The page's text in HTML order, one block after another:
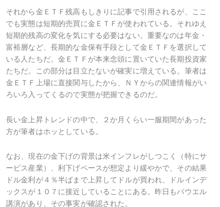
それから金ＥＴＦ残高もしきりに記事で引用されるが、ここ
でも実態は短期的売買に金ＥＴＦが使われている。それゆえ
短期的残高の変化を気にする必要はない。重要なのは年金・
富裕層など、長期的な金保有手段として金ＥＴＦを選択して
いる人たちだ。金ＥＴＦが本来念頭に置いていた長期投資家
たちだ。この部分は目立たないが確実に増えている。筆者は
金ＥＴＦ上場に直接関与したから、ＮＹからの関連情報がい
ろいろ入ってくるので実態が把握できるのだ。
長い金上昇トレンドの中で、２か月くらい一服期間があった
方が筆者はホッとしている。
なお、現在の金下げの背景は米インフレがしつこく（特にサ
ービス産業）、利下げペースが想定より緩やかで、その結果
ドル金利が４％半ばまで上昇してドルが買われ、ドルインデ
ックスが１０７に接近していることにある。昨日もパウエル
講演があり、その事実が確認された。